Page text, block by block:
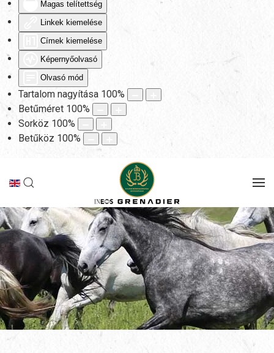
Magas telítettség
Linkek kiemelése
Címek kiemelése
Képernyőolvasó
Olvasó mód
Tartalom nagyítása 100%
Betűméret 100%
Sorköz 100%
Betűköz 100%